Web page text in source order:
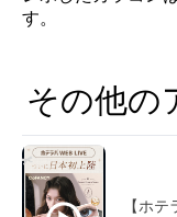
す。
その他の
【ホ